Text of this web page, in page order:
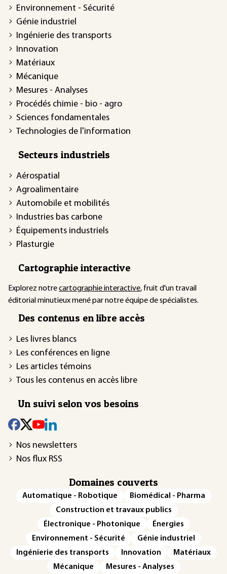
Environnement - Sécurité
Génie industriel
Ingénierie des transports
Innovation
Matériaux
Mécanique
Mesures - Analyses
Procédés chimie - bio - agro
Sciences fondamentales
Technologies de l'information
Secteurs industriels
Aérospatial
Agroalimentaire
Automobile et mobilités
Industries bas carbone
Équipements industriels
Plasturgie
Cartographie interactive
Explorez notrecartographie interactive, fruit d'un travail
éditorial minutieux mené par notre équipe de spécialistes.
Des contenus en libre accès
Les livres blancs
Les conférences en ligne
Les articles témoins
Tous les contenus en accès libre
Un suivi selon vos besoins
Nos newsletters
Nos flux RSS
Domaines couverts
Automatique - Robotique
Biomédical - Pharma
Construction et travaux publics
Électronique - Photonique
Énergies
Environnement - Sécurité
Génie industriel
Ingénierie des transports
Innovation
Matériaux
Mécanique
Mesures - Analyses